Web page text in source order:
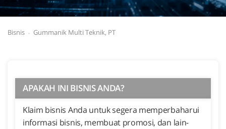
Bisnis Gummanik Multi Teknik, PT
APAKAH INI BISNIS ANDA?
Klaim bisnis Anda untuk segera memperbaharui
informasi bisnis, membuat promosi, dan lain-